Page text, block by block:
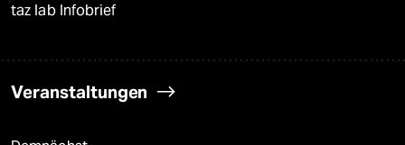
taz lab Infobrief
Veranstaltungen